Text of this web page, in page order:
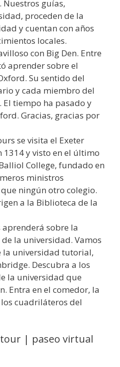
Nuestros guías,
proceden de la
y cuentan con años
locales.
con Big Den. Entre
aprender sobre el
Su sentido del
y cada miembro del
tiempo ha pasado y
Gracias, gracias por
se visita el Exeter
1314 y visto en el último
College, fundado en
ministros
ningún otro colegio.
a la Biblioteca de la
sobre la
la universidad. Vamos
la universidad tutorial,
Descubra a los
la universidad que
Entra en el comedor, la
cuadriláteros del
| paseo virtual